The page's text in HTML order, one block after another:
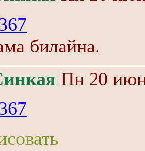
билайна.
Пн 20